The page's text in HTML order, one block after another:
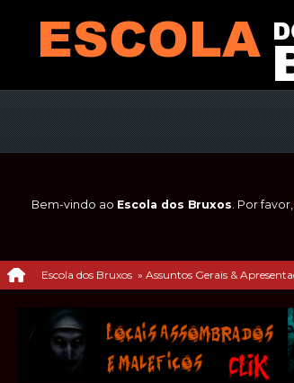
Bem-vindo ao Escola dos Bruxos. Por favor,
Escola dos Bruxos » Assuntos Gerais &